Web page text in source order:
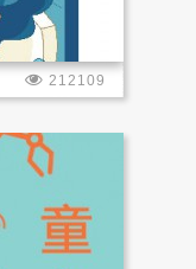
212109